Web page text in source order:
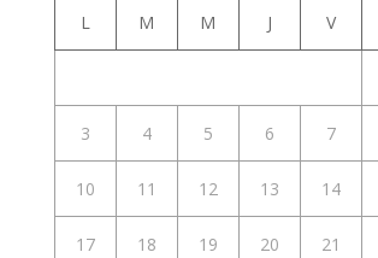
L M M J V
3 4 5 6 7
10 11 12 13 14
17 18 19 20 21